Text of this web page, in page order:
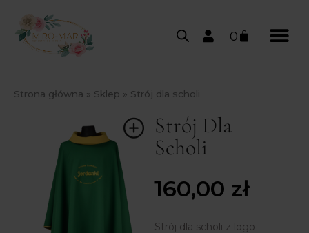
0
Strona główna » Sklep » Strój dla scholi
Strój Dla
Scholi
160,00 zł
Strój dla scholi z logo